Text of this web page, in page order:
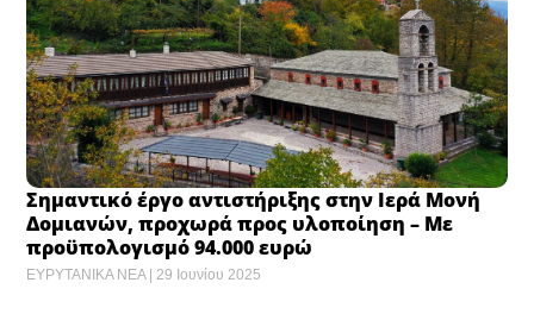
Σημαντικό έργο αντιστήριξης στην Ιερά Μονή
Δομιανών, προχωρά προς υλοποίηση – Με
προϋπολογισμό 94.000 ευρώ
ΕΥΡΥΤΑΝΙΚΑ ΝΕΑ 29 Ιουνίου 2025